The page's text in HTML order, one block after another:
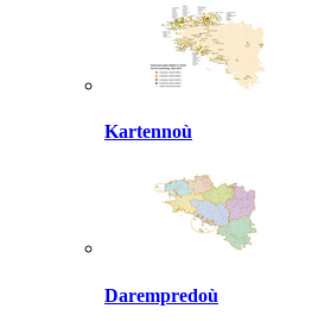
Kartennoù
Darempredoù